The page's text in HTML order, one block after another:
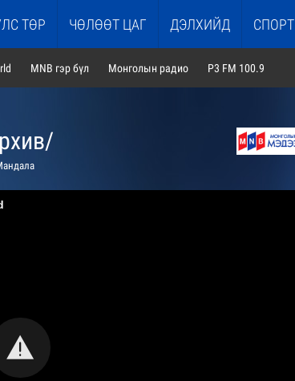
ТӨР ЧӨЛӨӨТ ЦАГ ДЭЛХИЙД СПОРТ
MNB гэр бүл Монголын радио P3 FM 100.9